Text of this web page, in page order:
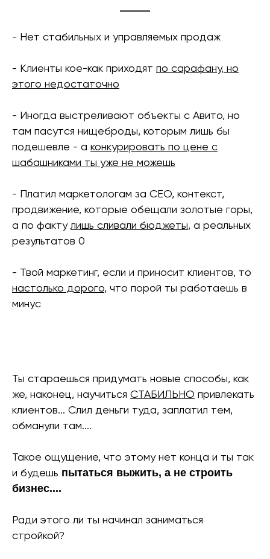
- Нет стабильных и управляемых продаж
- Клиенты кое-как приходят по сарафану, но
этого недостаточно
- Иногда выстреливают объекты с Авито, но
там пасутся нищеброды, которым лишь бы
подешевле - а конкурировать по цене с
шабашниками ты уже не можешь
- Платил маркетологам за СЕО, контекст,
продвижение, которые обещали золотые горы,
а по фактулишь сливали бюджеты, а реальных
результатов 0
- Твой маркетинг, если и приносит клиентов, то
настолько дорого, что порой ты работаешь в
минус
Ты стараешься придумать новые способы, как
же, наконец, научиться СТАБИЛЬНО привлекать
клиентов... Слил деньги туда, заплатил тем,
обманули там....
Такое ощущение, что этому нет конца и ты так
и будешь пытаться выжить, а не строить
бизнес....
Ради этого ли ты начинал заниматься
стройкой?